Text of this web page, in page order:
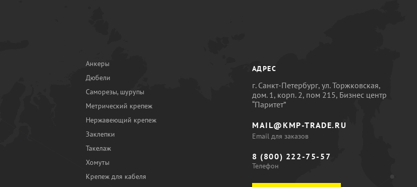
Анкеры
Дюбели
Саморезы, шурупы
Метрический крепеж
Нержавеющий крепеж
Заклепки
Такелаж
Хомуты
Крепеж для кабеля
АДРЕС
г. Санкт-Петербург, ул. Торжковская,
дом. 1, корп. 2, пом 215, Бизнес центр
“Паритет”
MAIL@KMP-TRADE.RU
Email для заказов
8 (800) 222-75-57
Телефон